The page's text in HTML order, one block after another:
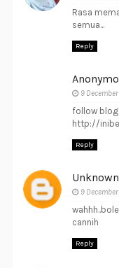
Rasa
semua...
Reply
9
follow
http://
Reply
Unknown
9
cannih
Reply